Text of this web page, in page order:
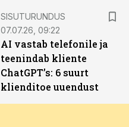
SISUTURUNDUS
07.07.26, 09:22
AI vastab telefonile ja
teenindab kliente
ChatGPT’s: 6 suurt
klienditoe uuendust